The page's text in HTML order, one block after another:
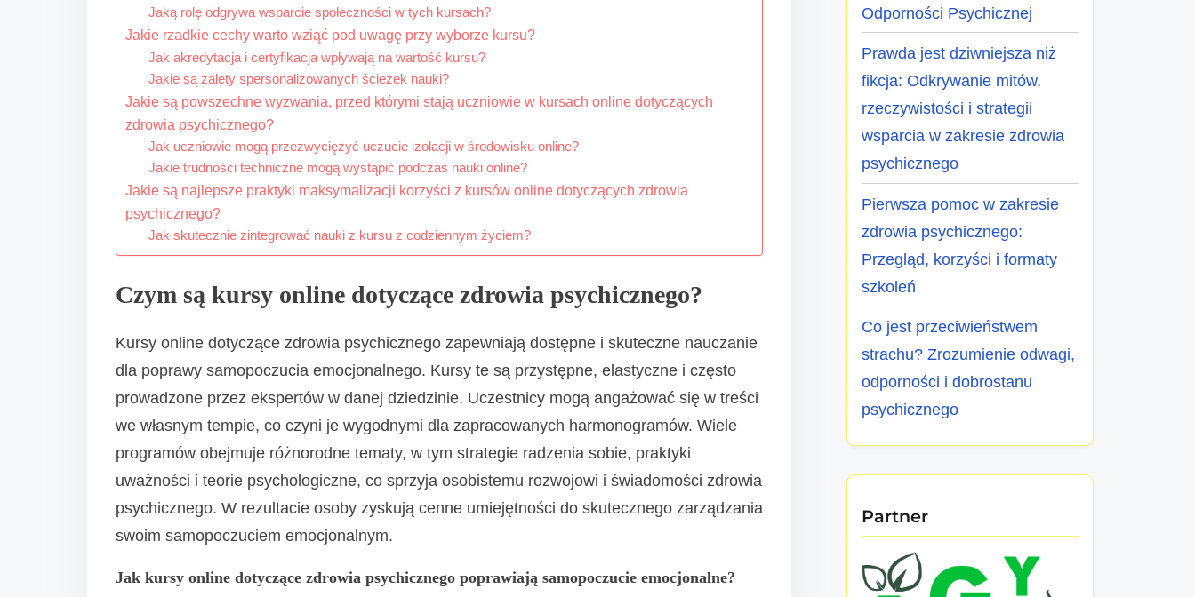
Jaką rolę odgrywa wsparcie społeczności w tych kursach?
Jakie rzadkie cechy warto wziąć pod uwagę przy wyborze kursu?
Jak akredytacja i certyfikacja wpływają na wartość kursu?
Jakie są zalety spersonalizowanych ścieżek nauki?
Jakie są powszechne wyzwania, przed którymi stają uczniowie w kursach online dotyczących
zdrowia psychicznego?
Jak uczniowie mogą przezwyciężyć uczucie izolacji w środowisku online?
Jakie trudności techniczne mogą wystąpić podczas nauki online?
Jakie są najlepsze praktyki maksymalizacji korzyści z kursów online dotyczących zdrowia
psychicznego?
Jak skutecznie zintegrować nauki z kursu z codziennym życiem?
Czym są kursy online dotyczące zdrowia psychicznego?
Kursy online dotyczące zdrowia psychicznego zapewniają dostępne i skuteczne nauczanie
dla poprawy samopoczucia emocjonalnego. Kursy te są przystępne, elastyczne i często
prowadzone przez ekspertów w danej dziedzinie. Uczestnicy mogą angażować się w treści
we własnym tempie, co czyni je wygodnymi dla zapracowanych harmonogramów. Wiele
programów obejmuje różnorodne tematy, w tym strategie radzenia sobie, praktyki
uważności i teorie psychologiczne, co sprzyja osobistemu rozwojowi i świadomości zdrowia
psychicznego. W rezultacie osoby zyskują cenne umiejętności do skutecznego zarządzania
swoim samopoczuciem emocjonalnym.
Jak kursy online dotyczące zdrowia psychicznego poprawiają samopoczucie emocjonalne?
Odporności Psychicznej
Prawda jest dziwniejsza niż
fikcja: Odkrywanie mitów,
rzeczywistości i strategii
wsparcia w zakresie zdrowia
psychicznego
Pierwsza pomoc w zakresie
zdrowia psychicznego:
Przegląd, korzyści i formaty
szkoleń
Co jest przeciwieństwem
strachu? Zrozumienie odwagi,
odporności i dobrostanu
psychicznego
Partner